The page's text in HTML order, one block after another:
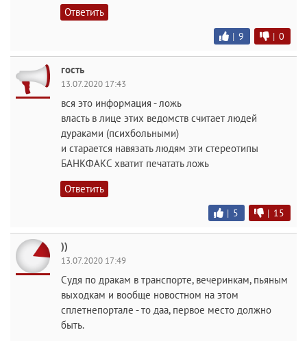
Ответить
| 9 | 0
гость
13.07.2020 17:43
вся это информация - ложь
власть в лице этих ведомств считает людей
дураками (психбольными)
и старается навязать людям эти стереотипы
БАНКФАКС хватит печатать ложь
Ответить
| 5 | 15
))
13.07.2020 17:49
Судя по дракам в транспорте, вечеринкам, пьяным
выходкам и вообще новостном на этом
сплетнепортале - то даа, первое место должно
быть.